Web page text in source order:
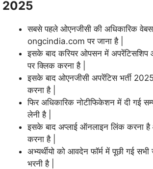
2025
सबसे पहले ओएनजीसी की अधिकारिक
ongcindia.com पर जाना है |
इसके बाद करियर ओपसन में अपरेंटिसशिप
पर क्लिक करना है |
इसके बाद ओएनजीसी अपरेंटिस भर्ती
करना है |
फिर अधिकारिक नोटीफिकेशन में दी गई
लेनी है |
इसके बाद अप्लाई ऑनलाइन लिंक करना है
करना है |
अभ्यर्थीयो को आवदेन फॉर्म में पूछी गई सभी
भरनी है |